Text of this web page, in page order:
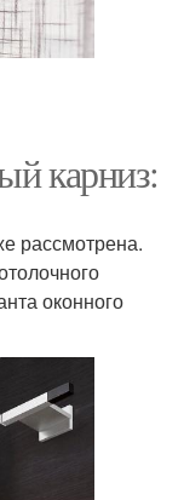
карниз:
рассмотрена.
оконного